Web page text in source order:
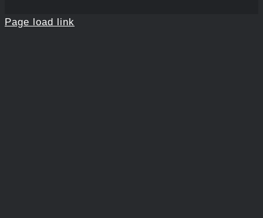
Page load link